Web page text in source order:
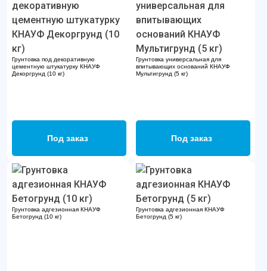
Грунтовка под декоративную
цементную штукатурку КНАУФ
Декоргрунд (10 кг)
Под заказ
Грунтовка универсальная для
впитывающих оснований КНАУФ
Мультигрунд (5 кг)
Под заказ
Грунтовка адгезионная КНАУФ
Бетогрунд (10 кг)
Грунтовка адгезионная КНАУФ
Бетогрунд (5 кг)